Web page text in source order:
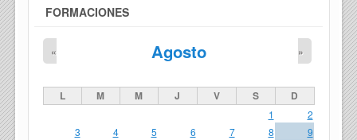
FORMACIONES
Agosto
« »
L M M J V S D
1
2
3
4 5 6 7 8
9